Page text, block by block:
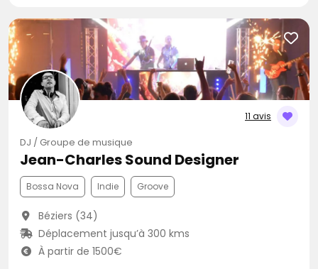
11 avis
DJ / Groupe de musique
Jean-Charles Sound Designer
Bossa Nova Indie Groove
Béziers (34)
Déplacement jusqu’à 300 kms
À partir de 1500€